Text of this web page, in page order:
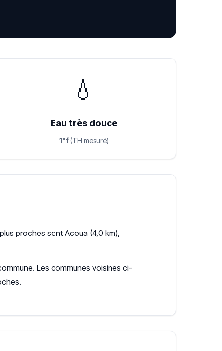
💧
Eau très douce
1°f(TH mesuré)
proches sont Acoua (4,0 km),
Les communes voisines ci-